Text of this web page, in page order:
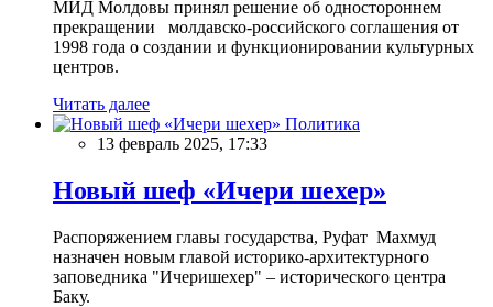
МИД Молдовы принял решение об одностороннем
прекращении молдавско-российского соглашения от
1998 года о создании и функционировании культурных
центров.
Читать далее
Политика
13 февраль 2025, 17:33
Новый шеф «Ичери шехер»
Распоряжением главы государства, Руфат Махмуд
назначен новым главой историко-архитектурного
заповедника "Ичеришехер" – исторического центра
Баку.